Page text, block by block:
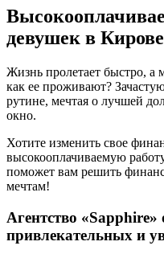
девушек в Кирове
Жизнь пролетает быстро, а
как ее проживают?
рутине, мечтая о лучшей
окно.
Хотите изменить свое
высокооплачиваемую
поможет вам решить
мечтам!
Агентство
привлекательных и